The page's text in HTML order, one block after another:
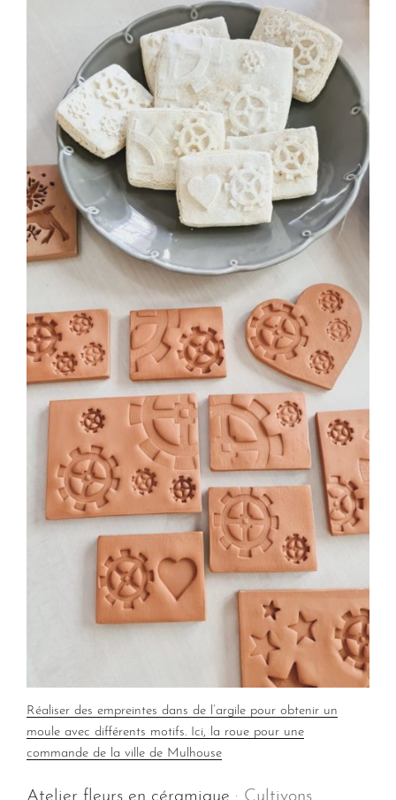
Réaliser des empreintes dans de l’argile pour obtenir un
moule avec différents motifs. Ici, la roue pour une
commande de la ville de Mulhouse